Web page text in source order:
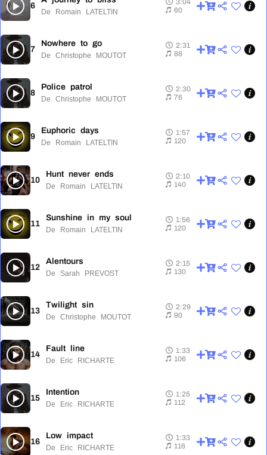
6
De Romain LATELTIN
3:04
3:04
60
7
Nowhere to go
De Christophe MOUTOT
2:31
2:31
88
8
Police patrol
De Christophe MOUTOT
2:30
2:30
76
9
Euphoric days
De Romain LATELTIN
1:57
1:57
120
10
Hunt never ends
De Romain LATELTIN
2:10
2:10
140
11
Sunshine in my soul
De Romain LATELTIN
1:56
1:56
120
12
Alentours
De Sarah PREVOST
2:15
2:15
130
13
Twilight sin
De Christophe MOUTOT
2:29
2:29
90
14
Fault line
De Eric RICHARTE
1:33
1:33
106
15
Intention
De Eric RICHARTE
1:25
1:25
112
16
Low impact
De Eric RICHARTE
1:33
1:33
116